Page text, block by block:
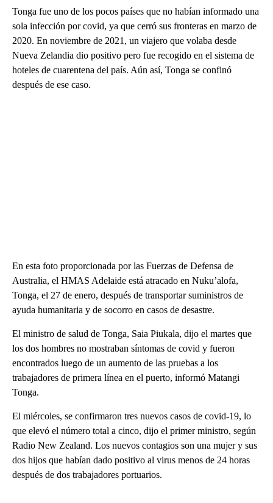
Tonga fue uno de los pocos países que no habían informado una
sola infección por covid, ya que cerró sus fronteras en marzo de
2020. En noviembre de 2021, un viajero que volaba desde
Nueva Zelandia dio positivo pero fue recogido en el sistema de
hoteles de cuarentena del país. Aún así, Tonga se confinó
después de ese caso.
En esta foto proporcionada por las Fuerzas de Defensa de
Australia, el HMAS Adelaide está atracado en Nuku’alofa,
Tonga, el 27 de enero, después de transportar suministros de
ayuda humanitaria y de socorro en casos de desastre.
El ministro de salud de Tonga, Saia Piukala, dijo el martes que
los dos hombres no mostraban síntomas de covid y fueron
encontrados luego de un aumento de las pruebas a los
trabajadores de primera línea en el puerto, informó Matangi
Tonga.
El miércoles, se confirmaron tres nuevos casos de covid-19, lo
que elevó el número total a cinco, dijo el primer ministro, según
Radio New Zealand. Los nuevos contagios son una mujer y sus
dos hijos que habían dado positivo al virus menos de 24 horas
después de dos trabajadores portuarios.